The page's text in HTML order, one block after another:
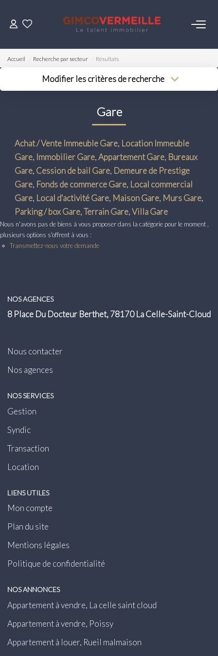
ACHETER
VENDRE
LOUER
NOS SERVICES
Gestion
Syndic
Transaction
Nous Rejoindre
Accueil Recherche par secteur Résultats
Modifier les critères de recherche
Surface min
Plus de critères
Créer une alerte
Gare
Achat / Vente Immeuble Gare, Location Immeuble
Gare, Immobilier Gare,Appartement Gare, Bureaux
Gare, Cession de bail Gare, Demeure de Prestige
Gare, Fonds de commerce Gare, Local commercial
Gare, Local d'activité Gare, Maison Gare, Murs Gare,
Parking / box Gare,Terrain Gare,Villa Gare
Nous n'avons pas de biens à vous proposer dans la catégorie pour le moment ,
plusieurs options s'offrent à vous :
Transmettez-nous votre demande
NOS AGENCES
8 Place Du Docteur Berthet, 78170 La Celle-Saint-Cloud
Nous contacter
Nos agences
NOS SERVICES
Gestion
Syndic
Transaction
Location
LIENS UTILES
Mon compte
Plan du site
Mentions légales
Politique de confidentialité
NOS ANNONCES
Appartement à vendre, La celle saint cloud
Appartement à vendre, Poissy
Appartement à louer, Rueil malmaison